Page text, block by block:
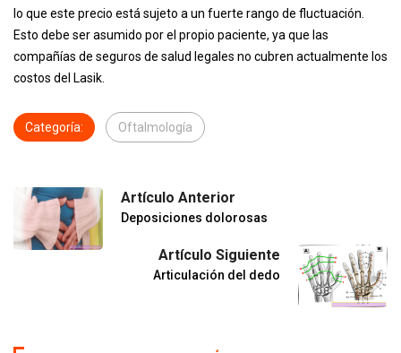
lo que este precio está sujeto a un fuerte rango de fluctuación.
Esto debe ser asumido por el propio paciente, ya que las
compañías de seguros de salud legales no cubren actualmente los
costos del Lasik.
Categoría: Oftalmología
Artículo Anterior
Deposiciones dolorosas
Artículo Siguiente
Articulación del dedo